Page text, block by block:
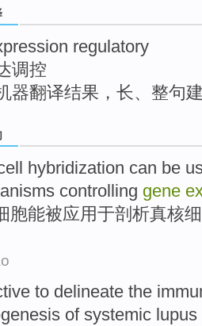
regulatory
调控
器翻译结果，长、整句
hybridization can be
controlling gene
胞能被应用于剖析真核
to delineate the
of systemic lupus